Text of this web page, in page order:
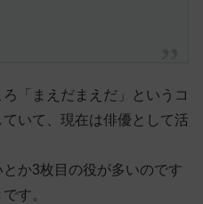
「まえだまえだ」というコ
いて、現在は俳優として活
か3枚目の役が多いのです
す。